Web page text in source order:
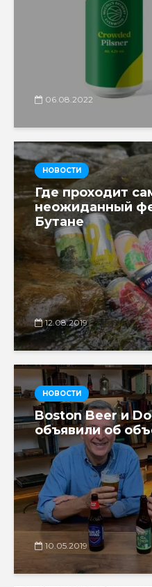
06.08.2022
НОВОСТИ
Где проходит
неожиданный
Бутане
12.08.2019
НОВОСТИ
Boston Beer и
объявили об
10.05.2019